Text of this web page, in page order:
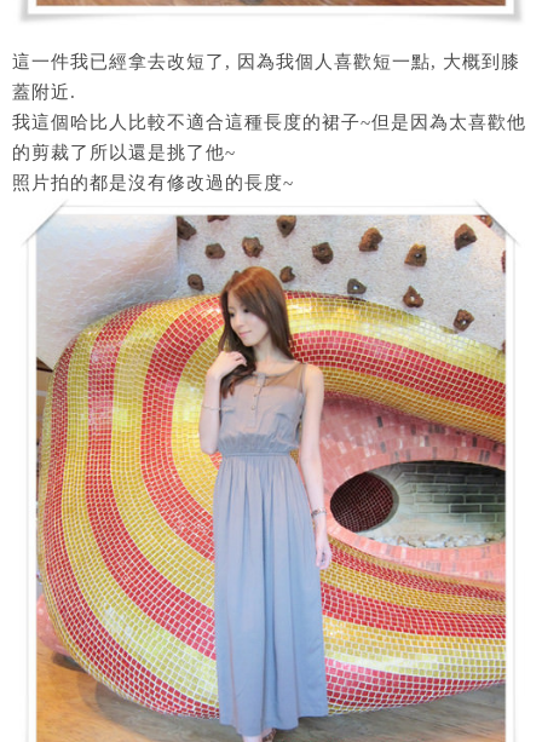
這一件我已經拿去改短了, 因為我個人喜歡短一點, 大概到膝
蓋附近.
我這個哈比人比較不適合這種長度的裙子~但是因為太喜歡他
的剪裁了所以還是挑了他~
照片拍的都是沒有修改過的長度~